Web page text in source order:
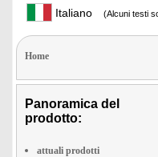
Italiano (Alcuni testi
Home
Panoramica del
prodotto:
attuali prodotti